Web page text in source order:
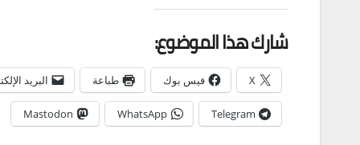
شارك هذا الموضوع:
X فيس بوك طباعة البريد
Telegram
WhatsApp
Mastodon